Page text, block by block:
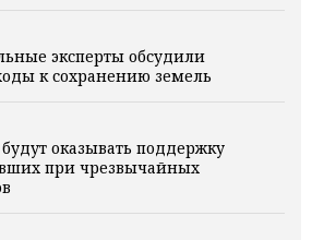
эксперты обсудили
к сохранению земель
оказывать поддержку
при чрезвычайных